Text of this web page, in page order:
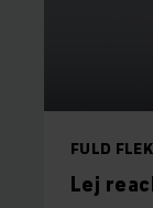
FULD
Lej